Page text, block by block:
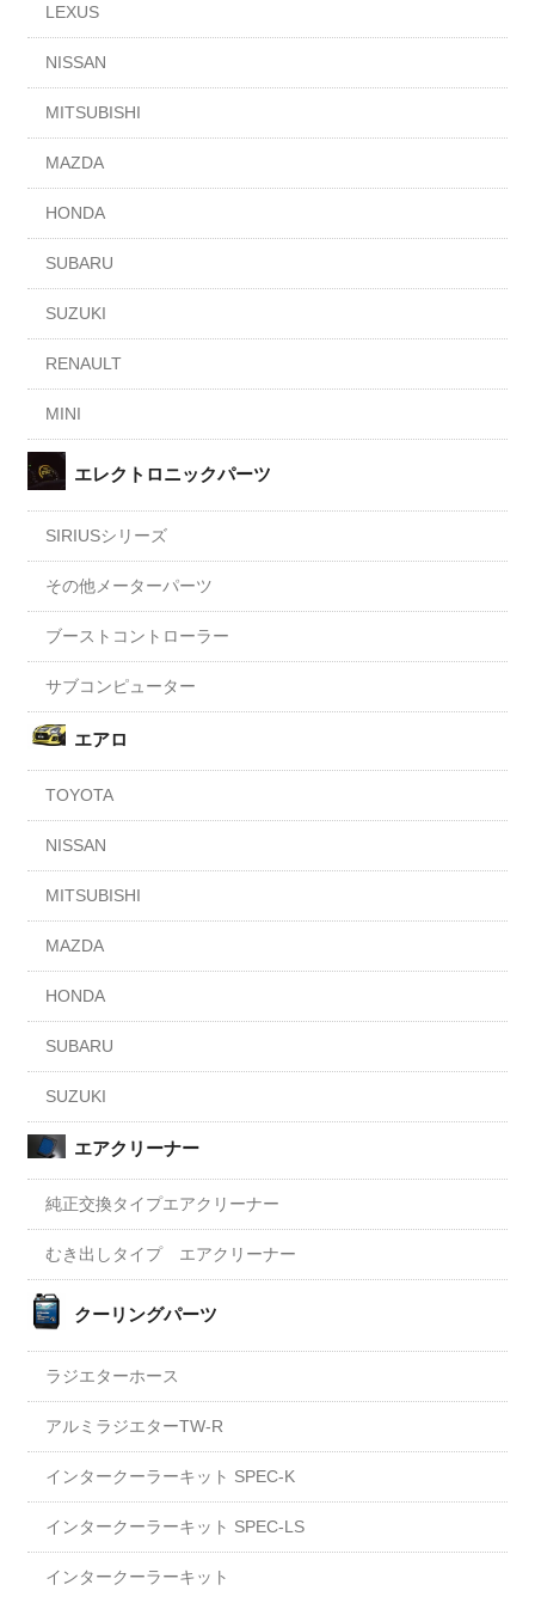
LEXUS
NISSAN
MITSUBISHI
MAZDA
HONDA
SUBARU
SUZUKI
RENAULT
MINI
エレクトロニックパーツ
SIRIUSシリーズ
その他メーターパーツ
ブーストコントローラー
サブコンピューター
エアロ
TOYOTA
NISSAN
MITSUBISHI
MAZDA
HONDA
SUBARU
SUZUKI
エアクリーナー
純正交換タイプエアクリーナー
むき出しタイプ エアクリーナー
クーリングパーツ
ラジエターホース
アルミラジエターTW-R
インタークーラーキット SPEC-K
インタークーラーキット SPEC-LS
インタークーラーキット